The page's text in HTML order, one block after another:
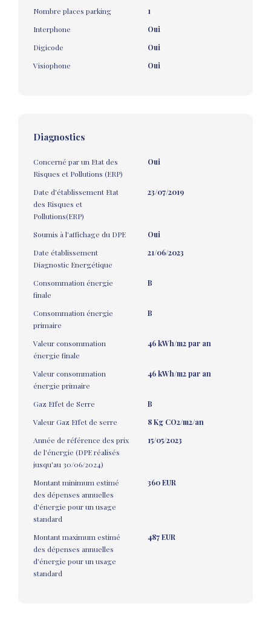
Nombre places parking
1
Interphone
Oui
Digicode
Oui
Visiophone
Oui
Diagnostics
Concerné par un Etat des
Risques et Pollutions (ERP)
Oui
Date d'établissement Etat
des Risques et
Pollutions(ERP)
23/07/2019
Soumis à l'affichage du DPE
Oui
Date établissement
Diagnostic Energétique
21/06/2023
Consommation énergie
finale
B
Consommation énergie
primaire
B
Valeur consommation
énergie finale
46 kWh/m2 par an
Valeur consommation
énergie primaire
46 kWh/m2 par an
Gaz Effet de Serre
B
Valeur Gaz Effet de serre
8 Kg CO2/m2/an
Année de référence des prix
de l'énergie (DPE réalisés
jusqu'au 30/06/2024)
15/05/2023
Montant minimum estimé
des dépenses annuelles
d'énergie pour un usage
standard
360 EUR
Montant maximum estimé
des dépenses annuelles
d'énergie pour un usage
standard
487 EUR